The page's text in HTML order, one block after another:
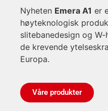
Nyheten Emera A1 er
høyteknologisk
slitebanedesign og
de krevende
Europa.
Våre produkter